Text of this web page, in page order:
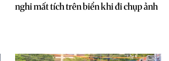
nghi mất tích trên biển khi đi chụp ảnh